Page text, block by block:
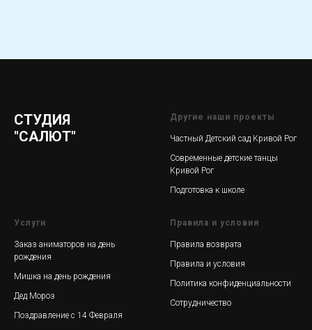
СТУДИЯ
"САЛЮТ"
Другие наши проекты
Частный Детский сад Кривой Рог
Современные детские танцы
Кривой Рог
Подготовка к школе
Услуги
Заказ аниматоров на день
рождения
Мишка на день рождения
Дед Мороз
Поздравление с 14 Февраля
Правила и условия
Правила возврата
Правила и условия
Политика конфиденциальности
Сотрудничество